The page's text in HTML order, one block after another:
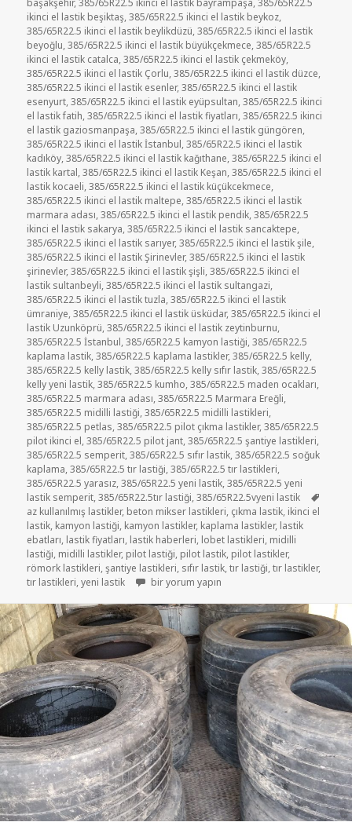
başakşehir,385/65R22.5 ikinci el lastik bayrampaşa,385/65R22.5
ikinci el lastik beşiktaş,385/65R22.5 ikinci el lastik beykoz,
385/65R22.5 ikinci el lastik beylikdüzü,385/65R22.5 ikinci el lastik
beyoğlu,385/65R22.5 ikinci el lastik büyükçekmece,385/65R22.5
ikinci el lastik catalca,385/65R22.5 ikinci el lastik çekmeköy,
385/65R22.5 ikinci el lastik Çorlu,385/65R22.5 ikinci el lastik düzce,
385/65R22.5 ikinci el lastik esenler,385/65R22.5 ikinci el lastik
esenyurt,385/65R22.5 ikinci el lastik eyüpsultan,385/65R22.5 ikinci
el lastik fatih,385/65R22.5 ikinci el lastik fiyatları,385/65R22.5 ikinci
el lastik gaziosmanpaşa,385/65R22.5 ikinci el lastik güngören,
385/65R22.5 ikinci el lastik İstanbul,385/65R22.5 ikinci el lastik
kadıköy,385/65R22.5 ikinci el lastik kağıthane,385/65R22.5 ikinci el
lastik kartal,385/65R22.5 ikinci el lastik Keşan,385/65R22.5 ikinci el
lastik kocaeli,385/65R22.5 ikinci el lastik küçükcekmece,
385/65R22.5 ikinci el lastik maltepe,385/65R22.5 ikinci el lastik
marmara adası,385/65R22.5 ikinci el lastik pendik,385/65R22.5
ikinci el lastik sakarya,385/65R22.5 ikinci el lastik sancaktepe,
385/65R22.5 ikinci el lastik sarıyer,385/65R22.5 ikinci el lastik şile,
385/65R22.5 ikinci el lastik Şirinevler,385/65R22.5 ikinci el lastik
şirinevler,385/65R22.5 ikinci el lastik şişli,385/65R22.5 ikinci el
lastik sultanbeyli,385/65R22.5 ikinci el lastik sultangazi,
385/65R22.5 ikinci el lastik tuzla,385/65R22.5 ikinci el lastik
ümraniye,385/65R22.5 ikinci el lastik üsküdar,385/65R22.5 ikinci el
lastik Uzunköprü,385/65R22.5 ikinci el lastik zeytinburnu,
385/65R22.5 İstanbul,385/65R22.5 kamyon lastiği,385/65R22.5
kaplama lastik,385/65R22.5 kaplama lastikler,385/65R22.5 kelly,
385/65R22.5 kelly lastik,385/65R22.5 kelly sıfır lastik,385/65R22.5
kelly yeni lastik,385/65R22.5 kumho,385/65R22.5 maden ocakları,
385/65R22.5 marmara adası,385/65R22.5 Marmara Ereğli,
385/65R22.5 midilli lastiği,385/65R22.5 midilli lastikleri,
385/65R22.5 petlas,385/65R22.5 pilot çıkma lastikler,385/65R22.5
pilot ikinci el,385/65R22.5 pilot jant,385/65R22.5 şantiye lastikleri,
385/65R22.5 semperit,385/65R22.5 sıfır lastik,385/65R22.5 soğuk
kaplama,385/65R22.5 tır lastiği,385/65R22.5 tır lastikleri,
385/65R22.5 yarasız,385/65R22.5 yeni lastik,385/65R22.5 yeni
lastik semperit,385/65R22.5tır lastiği,385/65R22.5vyeni lastik
az kullanılmış lastikler, beton mikser lastikleri, çıkma lastik, ikinci el
lastik, kamyon lastiği, kamyon lastikler, kaplama lastikler, lastik
ebatları, lastik fiyatları, lastik haberleri, lobet lastikleri, midilli
lastiği, midilli lastikler, pilot lastiği, pilot lastik, pilot lastikler,
römork lastikleri,şantiye lastikleri, sıfır lastik,tır lastiği,tır lastikler,
tır lastikleri,yeni lastik 385/65R22.5 YARASIZ VE TEMİZ LASTİKLER
bir yorum yapın